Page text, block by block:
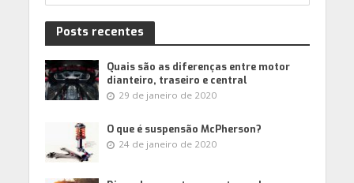
Posts recentes
Quais são as diferenças entre motor
dianteiro, traseiro e central
29 de janeiro de 2020
O que é suspensão McPherson?
24 de janeiro de 2020